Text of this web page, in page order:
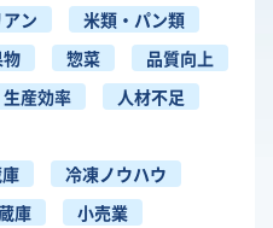
ン
米類・パン類
惣菜
品質向上
生産効率
人材不足
冷凍ノウハウ
庫
小売業